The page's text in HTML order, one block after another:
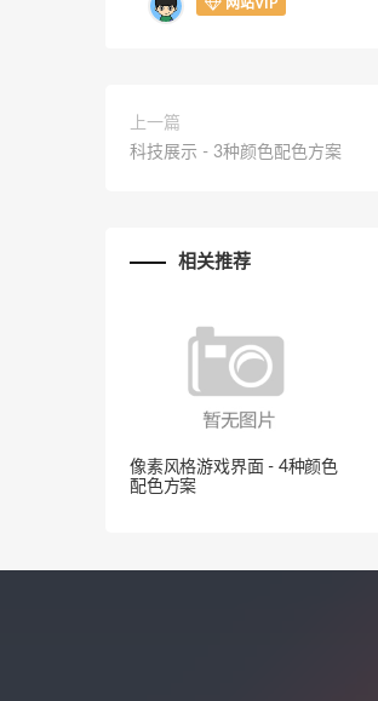
网站VIP
上一篇
科技展示 - 3种颜色配色方案
相关推荐
像素风格游戏界面 - 4种颜色
配色方案